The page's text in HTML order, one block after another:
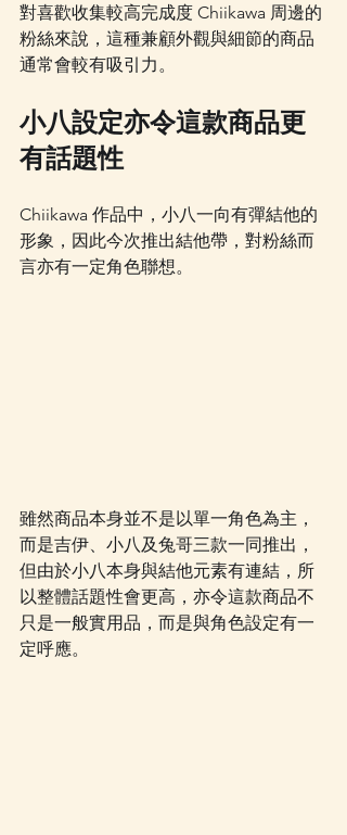
對喜歡收集較高完成度 Chiikawa 周邊的
粉絲來說，這種兼顧外觀與細節的商品
通常會較有吸引力。
小八設定亦令這款商品更
有話題性
Chiikawa 作品中，小八一向有彈結他的
形象，因此今次推出結他帶，對粉絲而
言亦有一定角色聯想。
雖然商品本身並不是以單一角色為主，
而是吉伊、小八及兔哥三款一同推出，
但由於小八本身與結他元素有連結，所
以整體話題性會更高，亦令這款商品不
只是一般實用品，而是與角色設定有一
定呼應。